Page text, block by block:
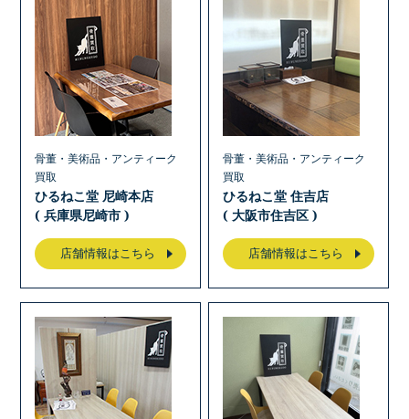
骨董・美術品・アンティーク
買取
ひるねこ堂 尼崎本店
( 兵庫県尼崎市 )
店舗情報はこちら
骨董・美術品・アンティーク
買取
ひるねこ堂 住吉店
( 大阪市住吉区 )
店舗情報はこちら